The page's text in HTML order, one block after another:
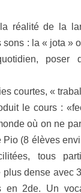
réalité de la
: la « jota »
poser
courtes, «
le cours :
où on ne
(8 élèves
tous
plus dense avec
en 2de. Un